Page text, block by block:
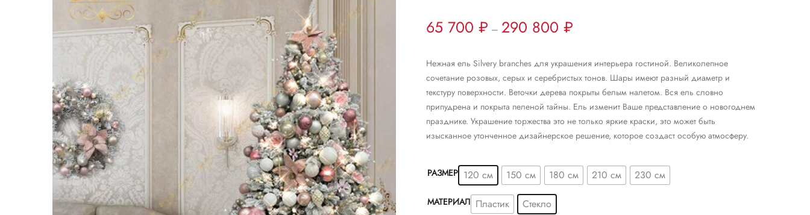
65 700 ₽ – 290 800 ₽
Нежная ель Silvery branches для украшения интерьера гостиной. Великолепное
сочетание розовых, серых и серебристых тонов. Шары имеют разный диаметр и
текстуру поверхности. Веточки дерева покрыты белым налетом. Вся ель словно
припудрена и покрыта пеленой тайны. Ель изменит Ваше представление о новогоднем
празднике. Украшение торжества это не только яркие краски, это может быть
изысканное утонченное дизайнерское решение, которое создаст особую атмосферу.
РАЗМЕР 120 см 150 см 180 см 210 см 230 см
МАТЕРИАЛ Пластик Стекло